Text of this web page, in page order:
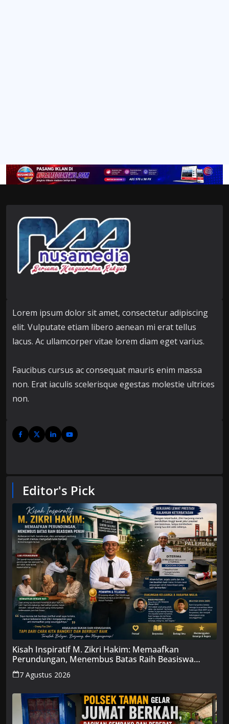
Lorem ipsum dolor sit amet, consectetur adipiscing
elit. Vulputate etiam libero aenean mi erat tellus
lacus. Ac ullamcorper vitae lorem diam eget varius.
Faucibus cursus ac consequat mauris enim massa
non. Erat iaculis scelerisque egestas molestie ultrices
non.
Editor's Pick
Kisah Inspiratif M. Zikri Hakim: Memaafkan
Perundungan, Menembus Batas Raih Beasiswa
Penuh
7 Agustus 2026